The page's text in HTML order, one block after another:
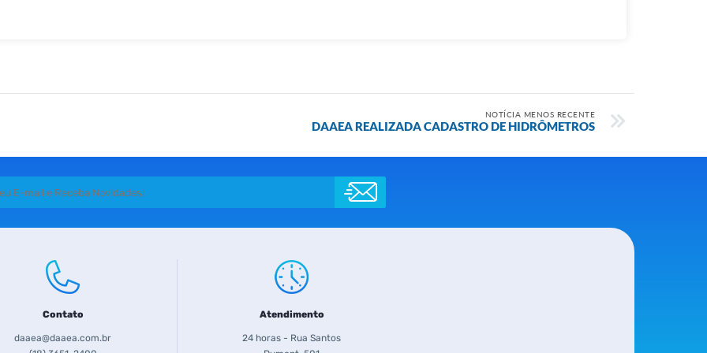
NOTÍCIA MENOS RECENTE
DAAEA REALIZADA CADASTRO DE HIDRÔMETROS
Contato
daaea@daaea.com.br
Atendimento
24 horas - Rua Santos